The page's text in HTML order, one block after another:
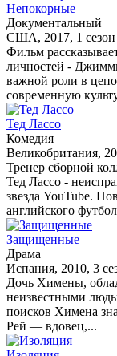
Непокорные
Документальный
США, 2017, 1 сезон
Фильм
личностей -
важной роли в
современную
Тед Лассо
Комедия
Великобритания,
Тренер сборной
Тед Лассо -
звезда YouTube.
английского
Защищенные
Драма
Испания, 2010, 3
Дочь Химены,
неизвестными
поисков Химена
Рей — вдовец,...